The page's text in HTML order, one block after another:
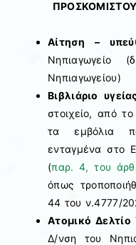
Αίτηση –
Νηπιαγωγείο
Νηπιαγωγείου)
Βιβλιάριο
στοιχείο, από
τα εμβόλια
ενταγμένα στο
(παρ. 4, του
όπως
44 του ν.4777/
Ατομικό
Δ/νση του